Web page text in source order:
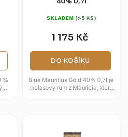
%
SKLADEM (>5 KS)
1 175 Kč
DO KOŠÍKU
Blue Mauritius Gold 40% 0,7l je
melasový rum z Mauricia, který